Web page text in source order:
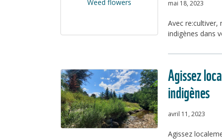
mai 18, 2023
Avec re:cultiver,
indigènes dans
Agissez
indigènes
avril 11, 2023
Agissez